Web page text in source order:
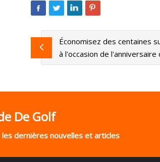
Économisez des centaines
à l'occasion de l'anniversaire
De Golf
dernières nouvelles et articles